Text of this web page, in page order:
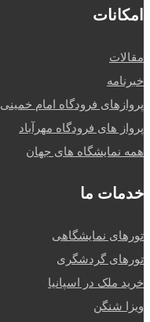
امکانات
مقالات
خبرنامه
پروازهای فرودگاه امام خمینی
پرواز های فرودگاه مهرآباد
همه نمایشگاه های جهان
خدمات ما
تورهای نمایشگاهی
تورهای گردشگری
خرید ملک در اسپانیا
ویزا شنگن